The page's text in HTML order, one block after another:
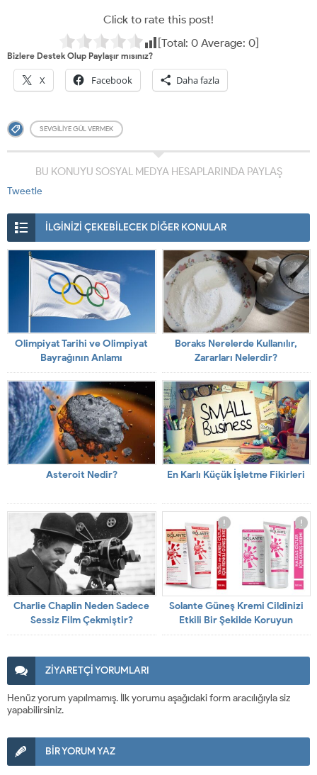
Click to rate this post!
[Total: 0Average: 0]
Bizlere Destek Olup Paylaşır mısınız?
X Facebook Daha fazla
SEVGILIYE GÜL VERMEK
BU KONUYU SOSYAL MEDYA HESAPLARINDA PAYLAŞ
Tweetle
İLGİNİZİ ÇEKEBİLECEK DİĞER KONULAR
Olimpiyat Tarihi ve Olimpiyat
Bayrağının Anlamı
Boraks Nerelerde Kullanılır,
Zararları Nelerdir?
Asteroit Nedir? En Karlı Küçük İşletme Fikirleri
Charlie Chaplin Neden Sadece
Sessiz Film Çekmiştir?
Solante Güneş Kremi Cildinizi
Etkili Bir Şekilde Koruyun
ZİYARETÇİ YORUMLARI
Henüz yorum yapılmamış. İlk yorumu aşağıdaki form aracılığıyla siz
yapabilirsiniz.
BİR YORUM YAZ